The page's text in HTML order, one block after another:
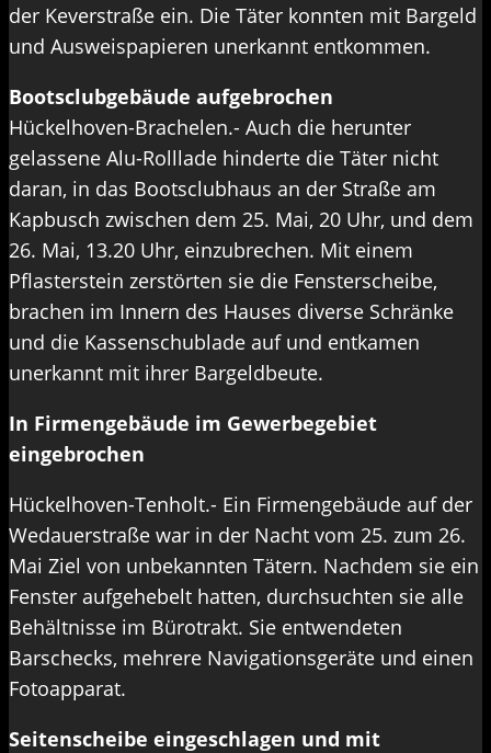
der Keverstraße ein. Die Täter konnten mit Bargeld
und Ausweispapieren unerkannt entkommen.
Bootsclubgebäude aufgebrochen
Hückelhoven-Brachelen.- Auch die herunter
gelassene Alu-Rolllade hinderte die Täter nicht
daran, in das Bootsclubhaus an der Straße am
Kapbusch zwischen dem 25. Mai, 20 Uhr, und dem
26. Mai, 13.20 Uhr, einzubrechen. Mit einem
Pflasterstein zerstörten sie die Fensterscheibe,
brachen im Innern des Hauses diverse Schränke
und die Kassenschublade auf und entkamen
unerkannt mit ihrer Bargeldbeute.
In Firmengebäude im Gewerbegebiet
eingebrochen
Hückelhoven-Tenholt.- Ein Firmengebäude auf der
Wedauerstraße war in der Nacht vom 25. zum 26.
Mai Ziel von unbekannten Tätern. Nachdem sie ein
Fenster aufgehebelt hatten, durchsuchten sie alle
Behältnisse im Bürotrakt. Sie entwendeten
Barschecks, mehrere Navigationsgeräte und einen
Fotoapparat.
Seitenscheibe eingeschlagen und mit